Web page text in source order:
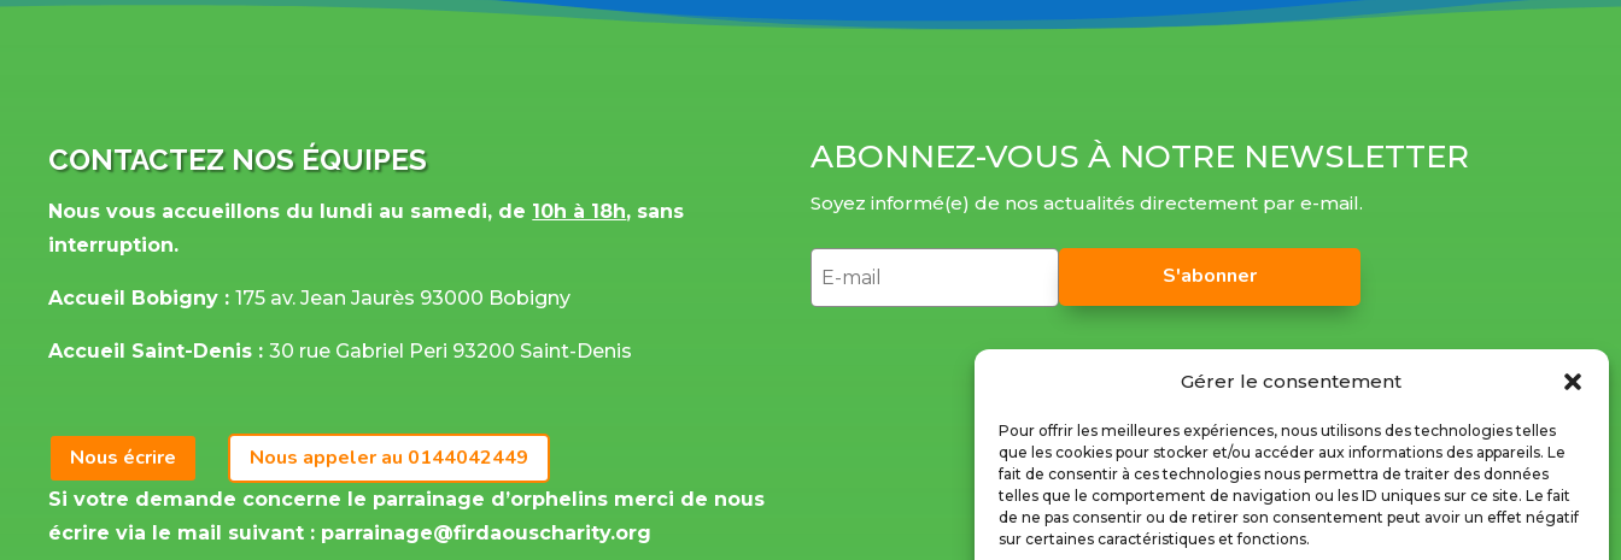
Gérer le consentement
Pour offrir les meilleures expériences, nous utilisons des technologies telles
que les cookies pour stocker et/ou accéder aux informations des appareils. Le
fait de consentir à ces technologies nous permettra de traiter des données
telles que le comportement de navigation ou les ID uniques sur ce site. Le fait
de ne pas consentir ou de retirer son consentement peut avoir un effet négatif
sur certaines caractéristiques et fonctions.
CONTACTEZ NOS ÉQUIPES
Nous vous accueillons du lundi au samedi, de 10h à 18h, sans
interruption.
Accueil Bobigny :175 av. Jean Jaurès 93000 Bobigny
Accueil Saint-Denis :30 rue Gabriel Peri 93200 Saint-Denis
Nous écrire Nous appeler au 0144042449
Si votre demande concerne le parrainage d’orphelins merci de nous
écrire via le mail suivant : parrainage@firdaouscharity.org
ABONNEZ-VOUS À NOTRE NEWSLETTER
Soyez informé(e) de nos actualités directement par e-mail.
S'abonner